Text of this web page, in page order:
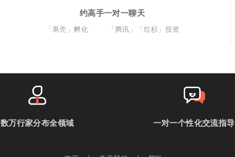
约高手一对一聊天
「果壳」孵化 「腾讯」「红杉」投资
数万行家分布全领域 一对一个性化交流指导